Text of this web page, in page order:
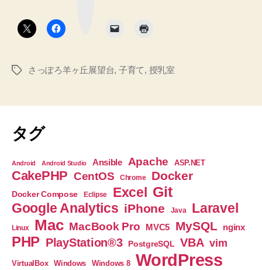
展
台
乳
室
も
赤
ち
ゃ
ん
タ
さっぽろ羊ヶ丘展望台, 子育て, 授乳室
タグ
Android Android Studio Ansible Apache ASP.NET
CakePHP CentOS Chrome Docker
Docker Compose Eclipse Excel Git
Google Analytics iPhone Java Laravel
Linux Mac MacBook Pro MVC5 MySQL nginx
PHP PlayStation®3 PostgreSQL VBA vim
VirtualBox Windows Windows 8 WordPress